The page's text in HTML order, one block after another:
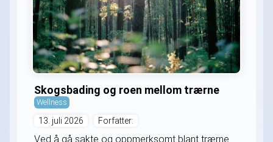
Skogsbading og roen mellom trærne
Wellness
13. juli 2026 Forfatter:
Ved å gå sakte og oppmerksomt blant trærne